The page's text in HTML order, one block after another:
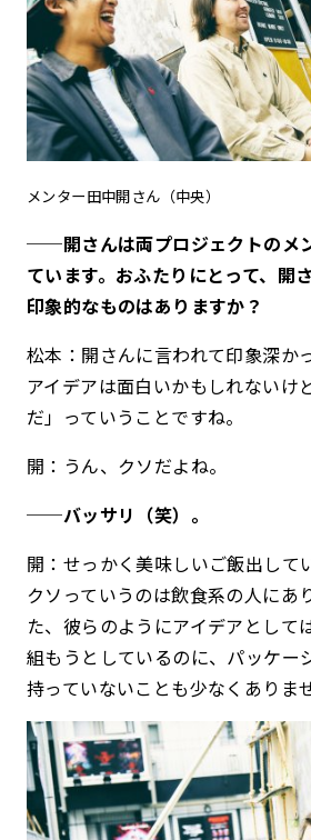
メンター田中開さん（中央）
──開さんは両プロジェクトのメ
ています。おふたりにとって、開
印象的なものはありますか？
松本：開さんに言われて印象深か
アイデアは面白いかもしれないけ
だ」っていうことですね。
開：うん、クソだよね。
──バッサリ（笑）。
開：せっかく美味しいご飯出して
クソっていうのは飲食系の人にあ
た、彼らのようにアイデアとして
組もうとしているのに、パッケー
持っていないことも少なくありま